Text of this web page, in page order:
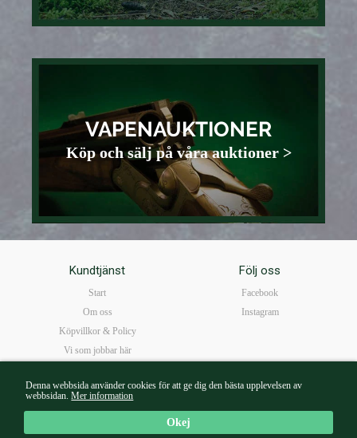
Okej
Denna webbsida använder cookies för att ge dig den bästa upplevelsen av
webbsidan.Mer information
VAPENAUKTIONER
Köp och sälj på våra auktioner >
Kundtjänst
Start
Om oss
Köpvillkor & Policy
Vi som jobbar här
Öppettider
Följ oss
Facebook
Instagram